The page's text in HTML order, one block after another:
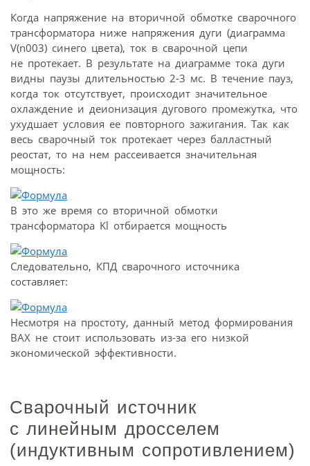
Когда напряжение на вторичной обмотке сварочного
трансформатора ниже напряжения дуги (диаграмма
V(n003) синего цвета), ток в сварочной цепи
не протекает. В результате на диаграмме тока дуги
видны паузы длительностью 2-3 мс. В течение пауз,
когда ток отсутствует, происходит значительное
охлаждение и деионизация дугового промежутка, что
ухудшает условия ее повторного зажигания. Так как
весь сварочный ток протекает через балластный
реостат, то на нем рассеивается значительная
мощность:
В это же время со вторичной обмотки
трансформатора Kl отбирается мощность
Следовательно, КПД сварочного источника
составляет:
Несмотря на простоту, данный метод формирования
ВАХ не стоит использовать из-за его низкой
экономической эффективности.
Сварочный источник
с линейным дросселем
(индуктивным сопротивлением)